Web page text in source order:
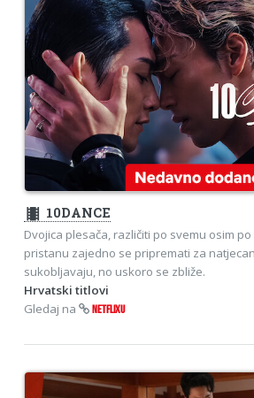
theaters 10DANCE
Dvojica plesača, različiti po svemu osim
pristanu zajedno se pripremati za
sukobljavaju, no uskoro se zbliže.
Hrvatski titlovi
Gledaj na
NETFLIXU